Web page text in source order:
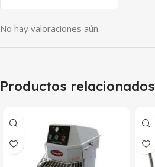
No hay valoraciones aún.
Productos relacionados